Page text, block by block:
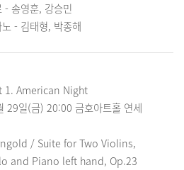
- 송영훈, 강승민
- 김태형, 박종해
1. American Night
29일(금) 20:00 금호아트홀 연세
/ Suite for Two Violins,
and Piano left hand, Op.23